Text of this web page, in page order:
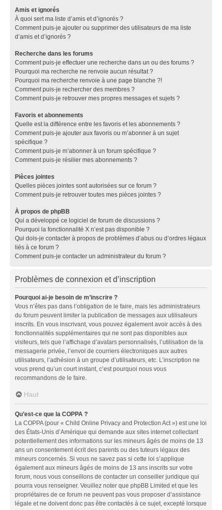
Amis et ignorés
À quoi sert ma liste d’amis et d’ignorés ?
Comment puis-je ajouter ou supprimer des utilisateurs de ma liste
d’amis et d’ignorés ?
Recherche dans les forums
Comment puis-je effectuer une recherche dans un ou des forums ?
Pourquoi ma recherche ne renvoie aucun résultat ?
Pourquoi ma recherche renvoie à une page blanche ?!
Comment puis-je rechercher des membres ?
Comment puis-je retrouver mes propres messages et sujets ?
Favoris et abonnements
Quelle est la différence entre les favoris et les abonnements ?
Comment puis-je ajouter aux favoris ou m’abonner à un sujet
spécifique ?
Comment puis-je m’abonner à un forum spécifique ?
Comment puis-je résilier mes abonnements ?
Pièces jointes
Quelles pièces jointes sont autorisées sur ce forum ?
Comment puis-je retrouver toutes mes pièces jointes ?
À propos de phpBB
Qui a développé ce logiciel de forum de discussions ?
Pourquoi la fonctionnalité X n’est pas disponible ?
Qui dois-je contacter à propos de problèmes d’abus ou d’ordres légaux
liés à ce forum ?
Comment puis-je contacter un administrateur du forum ?
Problèmes de connexion et d’inscription
Pourquoi ai-je besoin de m’inscrire ?
Vous n’êtes pas dans l’obligation de le faire, mais les administrateurs
du forum peuvent limiter la publication de messages aux utilisateurs
inscrits. En vous inscrivant, vous pouvez également avoir accès à des
fonctionnalités supplémentaires qui ne sont pas disponibles aux
visiteurs, tels que l’affichage d’avatars personnalisés, l’utilisation de la
messagerie privée, l’envoi de courriers électroniques aux autres
utilisateurs, l’adhésion à un groupe d’utilisateurs, etc. L’inscription ne
vous prend qu’un court instant, c’est pourquoi nous vous
recommandons de le faire.
Haut
Qu’est-ce que la COPPA ?
La COPPA (pour « Child Online Privacy and Protection Act ») est une loi
des États-Unis d’Amérique qui demande aux sites internet collectant
potentiellement des informations sur les mineurs âgés de moins de 13
ans un consentement écrit des parents ou des tuteurs légaux des
mineurs concernés. Si vous ne savez pas si cette loi s’applique
également aux mineurs âgés de moins de 13 ans inscrits sur votre
forum, nous vous conseillons de contacter un conseiller juridique qui
pourra vous renseigner. Veuillez noter que phpBB Limited et que les
propriétaires de ce forum ne peuvent pas vous proposer d’assistance
légale et ne doivent donc pas être contactés à ce sujet, excepté lorsque